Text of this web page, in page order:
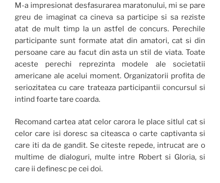
M-a impresionat desfasurarea maratonului, mi se pare
greu de imaginat ca cineva sa participe si sa reziste
atat de mult timp la un astfel de concurs. Perechile
participante sunt formate atat din amatori, cat si din
persoane care au facut din asta un stil de viata. Toate
aceste perechi reprezinta modele ale societatii
americane ale acelui moment. Organizatorii profita de
seriozitatea cu care trateaza participantii concursul si
intind foarte tare coarda.
Recomand cartea atat celor carora le place sitlul cat si
celor care isi doresc sa citeasca o carte captivanta si
care iti da de gandit. Se citeste repede, intrucat are o
multime de dialoguri, multe intre Robert si Gloria, si
care ii definesc pe cei doi.